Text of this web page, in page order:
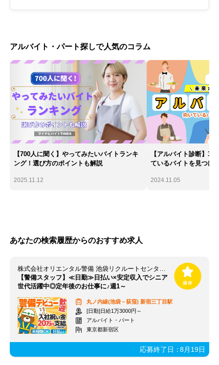
アルバイト・パート探しで人気のコラム
【700人に聞く】やってみたいバイトランキ
ング！選び方のポイントも解説
2025.11.12
【アルバイト診断】
ているバイトを見つけ
2024.11.05
あなたの検索履歴からのおすすめ求人
【警備スタッフ】≪日勤≫日払い×安定収入でシニア
世代活躍中◎定年後のお仕事に♪週1～
丸ノ内線(池袋－荻窪) 新宿三丁目駅
[日勤]日給1万3000円～
アルバイト・パート
東京都新宿区
応募終了日：8月19日